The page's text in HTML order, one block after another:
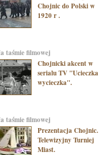
Chojnic do Polski w
1920 r .
na taśmie filmowej
Chojnicki akcent w
serialu TV
wycieczka".
na taśmie filmowej
Prezentacja Chojnic.
Telewizyjny Turniej
Miast.